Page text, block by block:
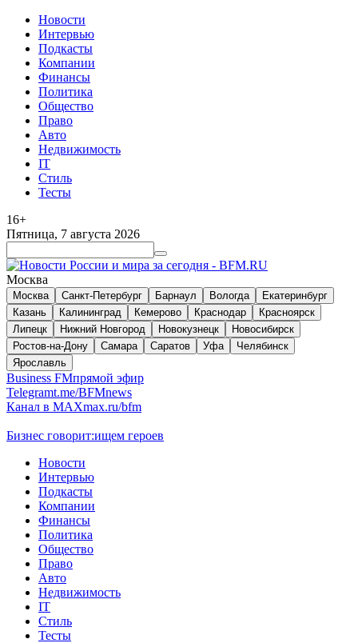
Новости
Интервью
Подкасты
Компании
Финансы
Политика
Общество
Право
Авто
Недвижимость
IT
Стиль
Тесты
16+
Пятница, 7 августа 2026
Москва
Москва Санкт-Петербург Барнаул Вологда
Екатеринбург
Казань
Калининград Кемерово Краснодар
Красноярск
Липецк
Нижний Новгород Новокузнецк
Новосибирск
Ростов-на-Дону
Самара Саратов Уфа
Челябинск
Ярославль
Business FMпрямой эфир
Telegramt.me/BFMnews
Канал в MAXmax.ru/bfm
Бизнес говорит:ищем героев
Новости
Интервью
Подкасты
Компании
Финансы
Политика
Общество
Право
Авто
Недвижимость
IT
Стиль
Тесты